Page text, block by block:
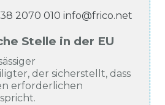
2070 010 info@frico.net
Stelle in der EU
der sicherstellt, dass
erforderlichen